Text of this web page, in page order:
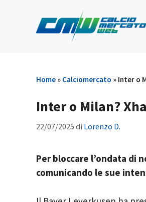
contenuto
Home » Calciomercato » Inter o
Inter o Milan?
22/07/2025 di Lorenzo D.
Per bloccare l’ondata di
comunicando le sue